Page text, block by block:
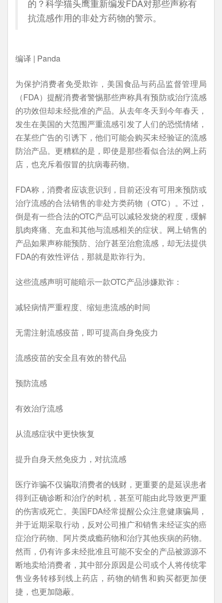
的？科学猫头鹰重新编发FDA对那些声称有
抗流感作用的非处方药物的警示。
编译 | Panda
为保护消费者免受欺诈，美国食品与药品监督管理局
（FDA）提醒消费者警惕那些声称具有预防或治疗流感
的功效但却未经批准的产品。从去年冬天到今年春天，
发生在美国的大范围严重流感引发了人们的恐慌情绪，
在某些广告的引诱下，他们可能会购买未经验证的流感
防治产品。更糟糕的是，即使是那些看似合法的网上药
店，也充斥着假冒的抗病毒药物。
FDA称，消费者应该意识到，目前还没有可用来预防或
治疗流感的合法销售的非处方类药物（OTC）。不过，
倒是有一些合法的OTC产品可以减轻发烧的程度，缓解
肌肉疼痛、充血和其他与流感相关的症状。网上销售的
产品如果声称能预防、治疗甚至治愈流感，却无法提供
FDA的有效性评估，那就是欺诈行为。
这些流感声明可能暗示一款OTC产品涉嫌欺诈：
减轻病情严重程度、缩短患流感的时间
无需注射流感疫苗，即可提高自身免疫力
流感疫苗的安全且有效的替代品
预防流感
有效治疗流感
从流感症状中更快恢复
提升自身天然免疫力，对抗流感
医疗诈骗不仅骗取消费者的钱财，更重要的是延误患者
得到正确诊断和治疗的时机，甚至可能由此导致更严重
的伤害或死亡。美国FDA经常提醒公众注意健康骗局，
并于近期采取行动，反对公司推广和销售未经证实的癌
症治疗药物、阿片类成瘾药物和治疗其他疾病的药物。
然而，仍有许多未经批准且可能不安全的产品被源源不
断地卖给消费者，其中部分原因是公司或个人将传统零
售业务转移到线上药店，药物的销售和购买都更加便
捷，也更加隐蔽。